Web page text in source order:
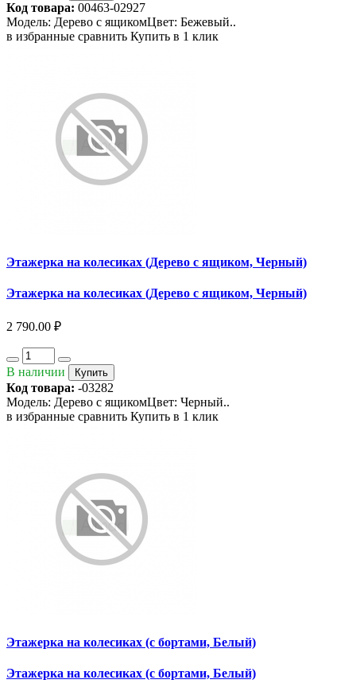
Код товара: 00463-02927
Модель: Дерево с ящикомЦвет: Бежевый..
в избранные сравнить Купить в 1 клик
Этажерка на колесиках (Дерево с ящиком, Черный)
Этажерка на колесиках (Дерево с ящиком, Черный)
2 790.00 ₽
В наличии Купить
Код товара: -03282
Модель: Дерево с ящикомЦвет: Черный..
в избранные сравнить Купить в 1 клик
Этажерка на колесиках (с бортами, Белый)
Этажерка на колесиках (с бортами, Белый)